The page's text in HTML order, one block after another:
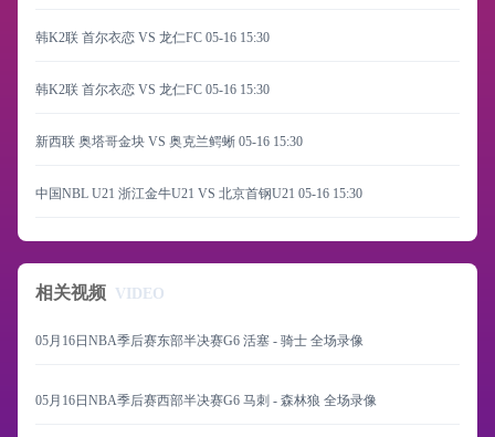
韩K2联 首尔衣恋 VS 龙仁FC 05-16 15:30
韩K2联 首尔衣恋 VS 龙仁FC 05-16 15:30
新西联 奥塔哥金块 VS 奥克兰鳄蜥 05-16 15:30
中国NBL U21 浙江金牛U21 VS 北京首钢U21 05-16 15:30
相关视频 VIDEO
05月16日NBA季后赛东部半决赛G6 活塞 - 骑士 全场录像
05月16日NBA季后赛西部半决赛G6 马刺 - 森林狼 全场录像